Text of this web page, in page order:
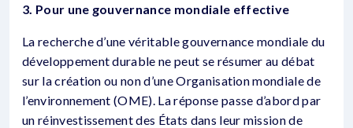
3. Pour une gouvernance mondiale effective
La recherche d’une véritable gouvernance mondiale du
développement durable ne peut se résumer au débat
sur la création ou non d’une Organisation mondiale de
l’environnement (OME). La réponse passe d’abord par
un réinvestissement des États dans leur mission de